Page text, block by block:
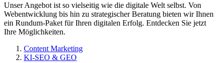
Unser Angebot ist so vielseitig wie die digitale Welt selbst. Von
Webentwicklung bis hin zu strategischer Beratung bieten wir Ihnen
ein Rundum-Paket für Ihren digitalen Erfolg. Entdecken Sie jetzt
Ihre Möglichkeiten.
Content Marketing
KI-SEO & GEO